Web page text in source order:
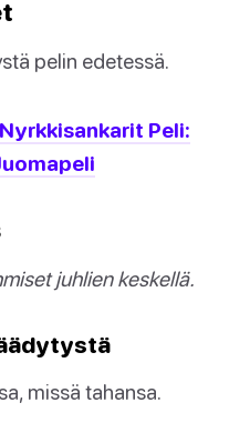
pelin edetessä.
Nyrkkisankarit Peli:
juhlien keskellä.
missä tahansa.